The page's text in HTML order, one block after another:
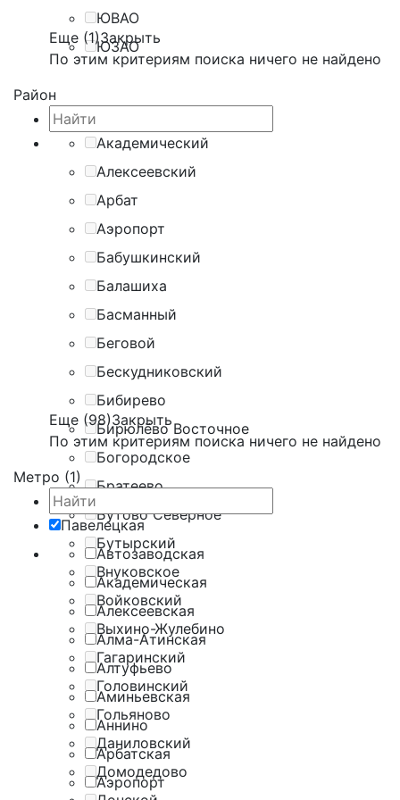
ЮВАО
ЮЗАО
Еще (1)Закрыть
По этим критериям поиска ничего не найдено
Район
Академический
Алексеевский
Арбат
Аэропорт
Бабушкинский
Балашиха
Басманный
Беговой
Бескудниковский
Бибирево
Бирюлёво Восточное
Богородское
Братеево
Бутово Северное
Бутырский
Внуковское
Войковский
Выхино-Жулебино
Гагаринский
Головинский
Гольяново
Даниловский
Домодедово
Еще (98)Закрыть
По этим критериям поиска ничего не найдено
Метро (1)
Павелецкая
Автозаводская
Академическая
Алексеевская
Алма-Атинская
Алтуфьево
Аминьевская
Аннино
Арбатская
Аэропорт